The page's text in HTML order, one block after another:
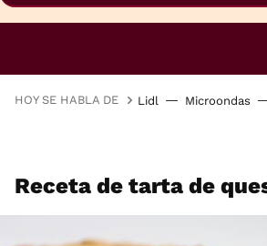
HOY SE HABLA DE Lidl Microondas
Receta de tarta de